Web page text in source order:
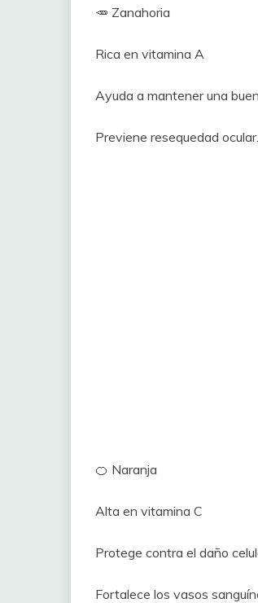
🥕 Zanahoria
Rica en vitamina A
Ayuda a mantener una
Previene resequedad ocular.
🍊 Naranja
Alta en vitamina C
Protege contra el daño
Fortalece los vasos